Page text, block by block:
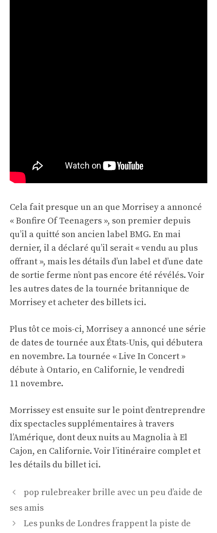
Cela fait presque un an que Morrisey a annoncé
« Bonfire Of Teenagers », son premier depuis
qu’il a quitté son ancien label BMG. En mai
dernier, il a déclaré qu’il serait « vendu au plus
offrant », mais les détails d’un label et d’une date
de sortie ferme n’ont pas encore été révélés. Voir
les autres dates de la tournée britannique de
Morrisey et acheter des billets ici.
Plus tôt ce mois-ci, Morrisey a annoncé une série
de dates de tournée aux États-Unis, qui débutera
en novembre. La tournée « Live In Concert »
débute à Ontario, en Californie, le vendredi
11 novembre.
Morrissey est ensuite sur le point d’entreprendre
dix spectacles supplémentaires à travers
l’Amérique, dont deux nuits au Magnolia à El
Cajon, en Californie. Voir l’itinéraire complet et
les détails du billet ici.
Navigation
des
pop rulebreaker brille avec un peu d’aide de
ses amis
Les punks de Londres frappent la piste de